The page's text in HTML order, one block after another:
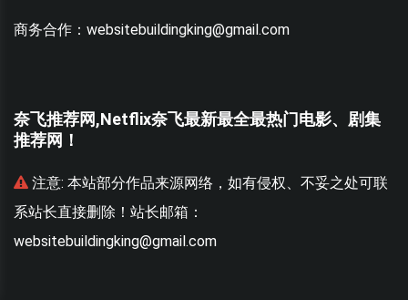
商务合作：websitebuildingking@gmail.com
奈飞推荐网,Netflix奈飞最新最全最热门电影、剧集
推荐网！
注意: 本站部分作品来源网络，如有侵权、不妥之处可联
系站长直接删除！站长邮箱：
websitebuildingking@gmail.com